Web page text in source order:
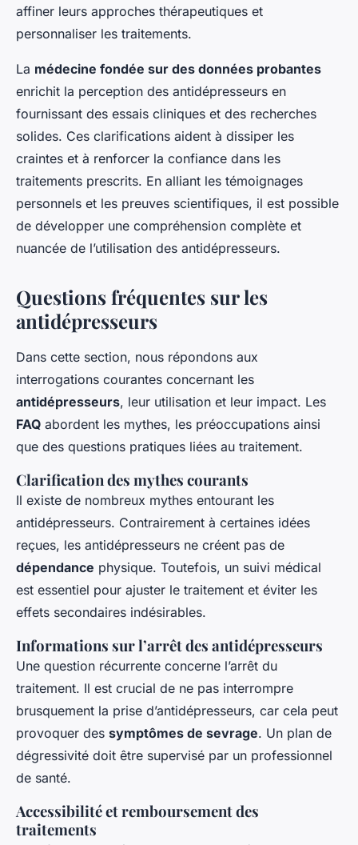
affiner leurs approches thérapeutiques et
personnaliser les traitements.
La médecine fondée sur des données probantes
enrichit la perception des antidépresseurs en
fournissant des essais cliniques et des recherches
solides. Ces clarifications aident à dissiper les
craintes et à renforcer la confiance dans les
traitements prescrits. En alliant les témoignages
personnels et les preuves scientifiques, il est possible
de développer une compréhension complète et
nuancée de l’utilisation des antidépresseurs.
Questions fréquentes sur les
antidépresseurs
Dans cette section, nous répondons aux
interrogations courantes concernant les
antidépresseurs, leur utilisation et leur impact. Les
FAQ abordent les mythes, les préoccupations ainsi
que des questions pratiques liées au traitement.
Clarification des mythes courants
Il existe de nombreux mythes entourant les
antidépresseurs. Contrairement à certaines idées
reçues, les antidépresseurs ne créent pas de
dépendance physique. Toutefois, un suivi médical
est essentiel pour ajuster le traitement et éviter les
effets secondaires indésirables.
Informations sur l’arrêt des antidépresseurs
Une question récurrente concerne l’arrêt du
traitement. Il est crucial de ne pas interrompre
brusquement la prise d’antidépresseurs, car cela peut
provoquer des symptômes de sevrage. Un plan de
dégressivité doit être supervisé par un professionnel
de santé.
Accessibilité et remboursement des
traitements